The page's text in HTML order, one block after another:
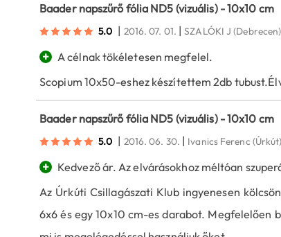
Baader napszűrő fólia ND5 (vizuális) - 10x10 cm
5.0 | 2016. 07. 01. |SZALÓKI J (Debrecen)
+
A célnak tökéletesen megfelel.
Scopium 10x50-eshez készítettem 2db
Baader napszűrő fólia ND5 (vizuális) - 10x10 cm
5.0 | 2016. 06. 30. | Ivanics Ferenc (Úrkút)
+
Kedvező ár. Az elvárásokhoz méltóan
Az Úrkúti Csillagászati Klub ingyenesen
6x6 és egy 10x10 cm-es darabot.